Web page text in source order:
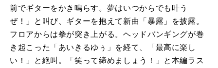
前でギターをかき鳴らす。夢はいつからでも叶う
ぜ！」と叫び、ギターを抱えて新曲「暴露」を披露。
フロアからは拳が突き上がる。ヘッドバンギングが巻
き起こった「あいきるゆぅ」を経て、「最高に楽し
い！」と絶叫。「笑って締めましょう！」と本編ラス